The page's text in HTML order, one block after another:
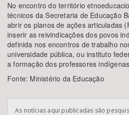
No encontro do território
técnicos da Secretaria de Educação
abrir os planos de ações articuladas
inserir as reivindicações dos povos
definida nos encontros de trabalho
universidade pública, ou instituto
a formação dos professores
Fonte: Ministério da Educação
As notícias aqui publicadas são